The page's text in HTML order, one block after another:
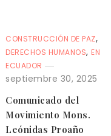
CONSTRUCCIÓN DE PAZ,
DERECHOS HUMANOS, EN
ECUADOR
septiembre 30, 2025
Comunicado del
Movimiento Mons.
Leónidas Proaño